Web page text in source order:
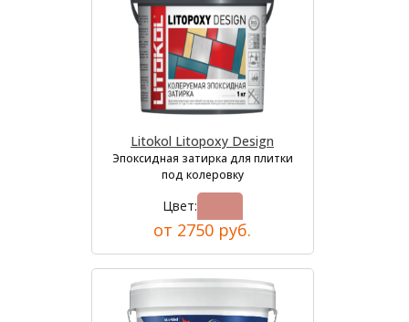
Litokol Litopoxy Design
Эпоксидная затирка для плитки
под колеровку
Цвет:
от 2750 руб.